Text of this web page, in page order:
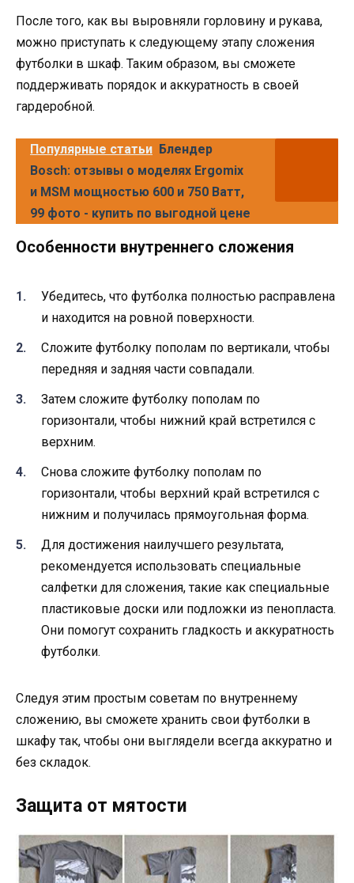
После того, как вы выровняли горловину и рукава,
можно приступать к следующему этапу сложения
футболки в шкаф. Таким образом, вы сможете
поддерживать порядок и аккуратность в своей
гардеробной.
Популярные статьи Блендер
Bosch: отзывы о моделях Ergomix
и MSM мощностью 600 и 750 Ватт,
99 фото - купить по выгодной цене
Особенности внутреннего сложения
Убедитесь, что футболка полностью расправлена
и находится на ровной поверхности.
Сложите футболку пополам по вертикали, чтобы
передняя и задняя части совпадали.
Затем сложите футболку пополам по
горизонтали, чтобы нижний край встретился с
верхним.
Снова сложите футболку пополам по
горизонтали, чтобы верхний край встретился с
нижним и получилась прямоугольная форма.
Для достижения наилучшего результата,
рекомендуется использовать специальные
салфетки для сложения, такие как специальные
пластиковые доски или подложки из пенопласта.
Они помогут сохранить гладкость и аккуратность
футболки.
Следуя этим простым советам по внутреннему
сложению, вы сможете хранить свои футболки в
шкафу так, чтобы они выглядели всегда аккуратно и
без складок.
Защита от мятости